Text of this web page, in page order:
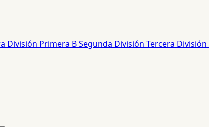
División Primera BSegunda División Tercera División